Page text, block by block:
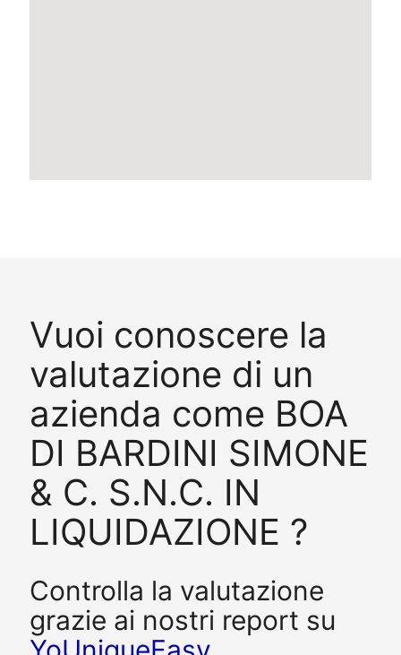
Vuoi conoscere la
valutazione di un
azienda come BOA
DI BARDINI SIMONE
& C. S.N.C. IN
LIQUIDAZIONE ?
Controlla la valutazione
grazie ai nostri report su